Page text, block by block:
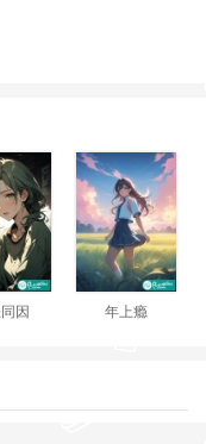
因 年上瘾